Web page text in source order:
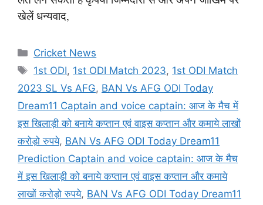
खेलें धन्यवाद,
Categories
Cricket News
Tags
1st ODI, 1st ODI Match 2023, 1st ODI Match
2023 SL Vs AFG, BAN Vs AFG ODI Today
Dream11 Captain and voice captain: आज के मैच में
इस खिलाड़ी को बनाये कप्तान एवं वाइस कप्तान और कमाये लाखों
करोड़ो रुपये, BAN Vs AFG ODI Today Dream11
Prediction Captain and voice captain: आज के मैच
में इस खिलाड़ी को बनाये कप्तान एवं वाइस कप्तान और कमाये
लाखों करोड़ो रुपये, BAN Vs AFG ODI Today Dream11